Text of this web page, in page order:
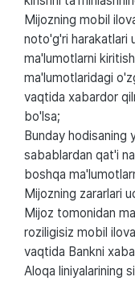
Mijozning mobil
noto'g'ri harakatlari
ma'lumotlarni
ma'lumotlaridagi
vaqtida xabardor
bo'lsa;
Bunday hodisaning
sabablardan qat'i
boshqa
Mijozning zararlari
Mijoz tomonidan
roziligisiz mobil
vaqtida Bankni
Aloqa liniyalarining